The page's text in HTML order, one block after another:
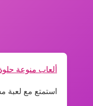
ألعاب منوعة
استمتع مع لعبة